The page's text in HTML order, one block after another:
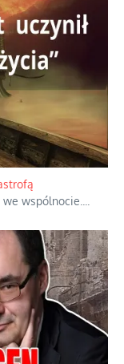
Maryi,
treść jej